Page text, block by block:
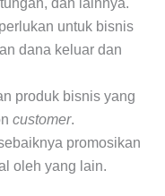
dan lainnya.
untuk bisnis
dana keluar dan
produk bisnis yang
customer.
promosikan
oleh yang lain.